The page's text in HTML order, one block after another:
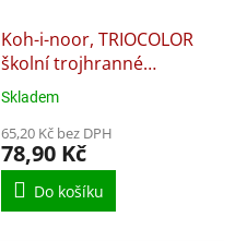
Koh-i-noor, TRIOCOLOR
školní trojhranné
pastelky 3132 12 ks
Průměrné
produktu
je
5,0
Skladem
65,20 Kč bez DPH
78,90 Kč
Do košíku